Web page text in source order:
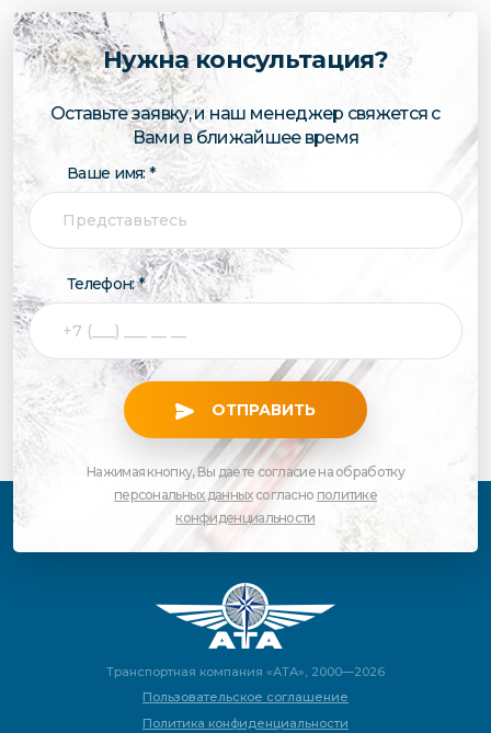
Нужна консультация?
Оставьте заявку, и наш менеджер свяжется с
Вами в ближайшее время
Ваше имя: *
Телефон: *
ОТПРАВИТЬ
Нажимая кнопку, Вы даете согласие на обработку
персональных данныхсогласно политике
конфиденциальности
Транспортная компания «АТА», 2000—2026
Пользовательское соглашение
Политика конфиденциальности